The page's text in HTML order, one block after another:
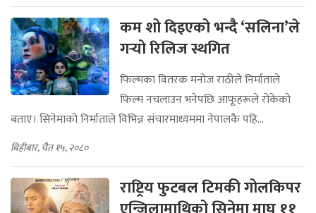
कम शो दिइएको भन्दै ‘सलिना’ले
गर्‍यो रिलिज स्थगित
फिल्मका वितरक मनोज राठीले निर्माताले
फिल्म नचलाउन भनेपछि आफूहरूले रोकेको
बताए। सिनेमाको निर्माताले विभिन्न संचारमाध्यममा नेपालकै पहि...
बिहीबार, चैत १५, २०८०
राष्ट्रिय फुटबल टिमकी गोलकिपर